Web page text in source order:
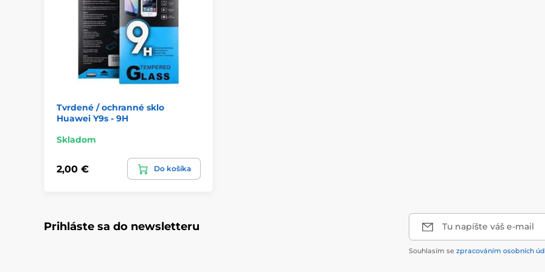
Tvrdené / ochranné sklo
Huawei Y9s - 9H
Skladom
2,00 € Do košíka
Prihláste sa do newsletteru Tu napíšte váš e-mail
Souhlasím se zpracováním osobních